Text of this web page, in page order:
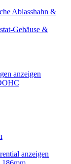
Ablasshahn &
Gehäuse &
anzeigen
anzeigen